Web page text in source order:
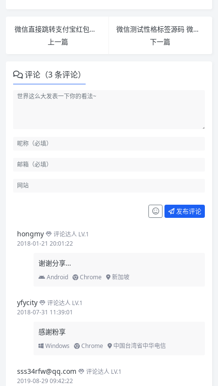
微信直接跳转支付宝红包口令链接源码
上一篇
微信测试性格标签源码 微信公众号吸粉神器源码 100%可用版本
下一篇
评论（3 条评论）
发布评论
hongmy
评论达人 LV.1
2018-01-21 20:01:22
谢谢分享…
Android Chrome 新加坡
yfycity
评论达人 LV.1
2018-07-31 11:39:01
感謝粉享
Windows Chrome 中国台湾省中华电信
sss34rfw@qq.com
评论达人 LV.1
2019-08-29 09:42:22